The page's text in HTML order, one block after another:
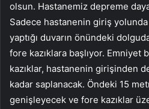
olsun. Hastanemiz depreme
Sadece hastanenin giriş
yaptığı duvarın önündeki
fore kazıklara başlıyor. Emniyet
kazıklar, hastanenin girişinden
kadar saplanacak. Öndeki 15
genişleyecek ve fore kazıklar